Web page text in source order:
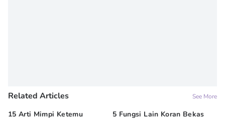
Related Articles See More
15 Arti Mimpi Ketemu
5 Fungsi Lain Koran Bekas